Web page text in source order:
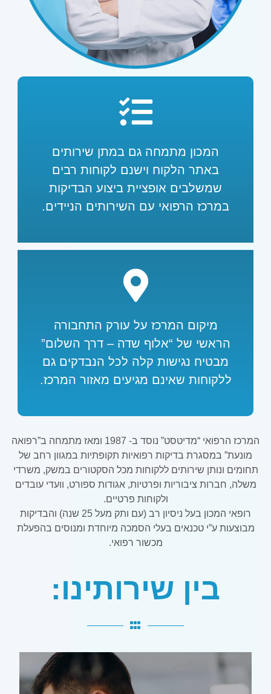
המכון מתמחה גם במתן שירותים
באתר הלקוח וישנם לקוחות רבים
שמשלבים אופציית ביצוע הבדיקות
במרכז הרפואי עם השירותים הניידים.
מיקום המרכז על עורק התחבורה
הראשי של “אלוף שדה – דרך השלום”
מבטיח נגישות קלה לכל הנבדקים גם
ללקוחות שאינם מגיעים מאזור המרכז.
המרכז הרפואי “מדיטסט” נוסד ב- 1987 ומאז מתמחה ב”רפואה
מונעת” במסגרת בדיקות רפואיות תקופתיות במגוון רחב של
תחומים ונותן שירותים ללקוחות מכל הסקטורים במשק, משרדי
משלה, חברות ציבוריות ופרטיות, אגודות ספורט, וועדי עובדים
ולקוחות פרטיים.
רופאי המכון בעל ניסיון רב (עם ותק מעל 25 שנה) והבדיקות
מבוצעות ע”י טכנאים בעלי הסמכה מיוחדת ומנוסים בהפעלת
מכשור רפואי.
בין שירותינו: